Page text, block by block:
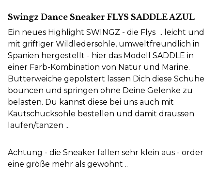
Swingz Dance Sneaker FLYS SADDLE AZUL
Ein neues Highlight SWINGZ - die Flys .. leicht und
mit griffiger Wildledersohle, umweltfreundlich in
Spanien hergestellt - hier das Modell SADDLE in
einer Farb-Kombination von Natur und Marine.
Butterweiche gepolstert lassen Dich diese Schuhe
bouncen und springen ohne Deine Gelenke zu
belasten. Du kannst diese bei uns auch mit
Kautschucksohle bestellen und damit draussen
laufen/tanzen ...
Achtung - die Sneaker fallen sehr klein aus - order
eine größe mehr als gewohnt ..